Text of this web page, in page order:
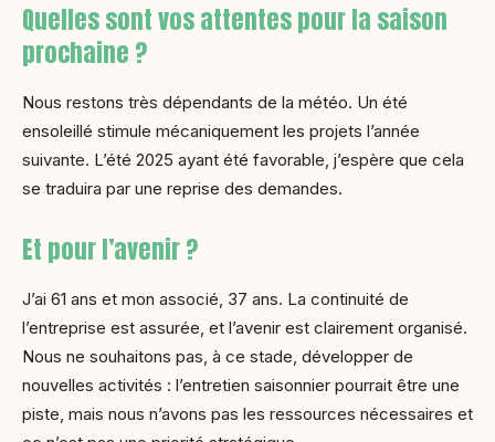
Quelles sont vos attentes pour la saison
prochaine ?
Nous restons très dépendants de la météo. Un été
ensoleillé stimule mécaniquement les projets l’année
suivante. L’été 2025 ayant été favorable, j’espère que cela
se traduira par une reprise des demandes.
Et pour l’avenir ?
J’ai 61 ans et mon associé, 37 ans. La continuité de
l’entreprise est assurée, et l’avenir est clairement organisé.
Nous ne souhaitons pas, à ce stade, développer de
nouvelles activités : l’entretien saisonnier pourrait être une
piste, mais nous n’avons pas les ressources nécessaires et